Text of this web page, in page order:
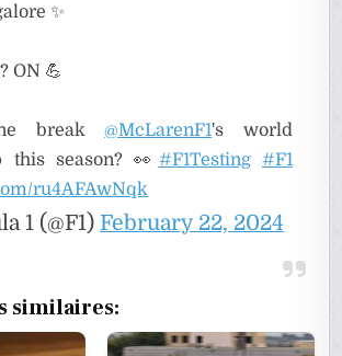
✨
ON 💪
break@McLarenF1's world
this season? 👀 #F1Testing #F1
ru4AFAwNqk
1 (@F1) February 22, 2024
similaires: